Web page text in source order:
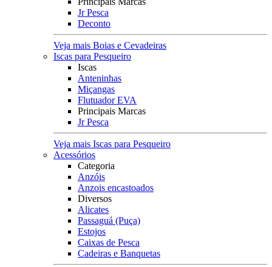
Jr Pesca
Deconto
Veja mais Boias e Cevadeiras
Iscas para Pesqueiro
Iscas
Anteninhas
Miçangas
Flutuador EVA
Principais Marcas
Jr Pesca
Veja mais Iscas para Pesqueiro
Acessórios
Categoria
Anzóis
Anzois encastoados
Diversos
Alicates
Passaguá (Puça)
Estojos
Caixas de Pesca
Cadeiras e Banquetas